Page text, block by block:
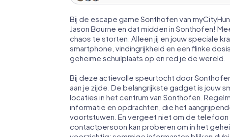
Bij de escape game Sonthofen van
Jason Bourne en dat midden in Sonthofen!
chaos te storten. Alleen jij en jouw speciale
smartphone, vindingrijkheid en een flinke
geheime schuilplaats op en red je de wereld.
Bij deze actievolle speurtocht door
aan je zijde. De belangrijkste gadget is jouw
locaties in het centrum van Sonthofen.
informatie en opdrachten, die het
voortstuwen. En vergeet niet om de telefoon
contactpersoon kan proberen om in het